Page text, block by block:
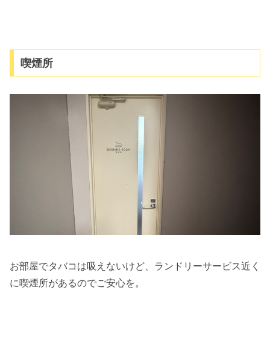
喫煙所
お部屋でタバコは吸えないけど、ランドリーサービス近く
に喫煙所があるのでご安心を。